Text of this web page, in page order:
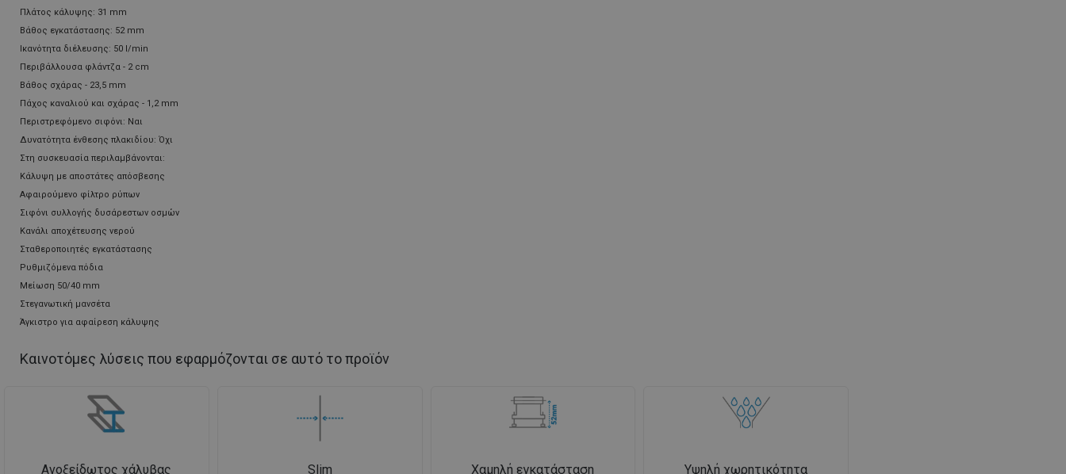
Πλάτος κάλυψης: 31 mm
Βάθος εγκατάστασης: 52 mm
Ικανότητα διέλευσης: 50 l/min
Περιβάλλουσα φλάντζα - 2 cm
Βάθος σχάρας - 23,5 mm
Πάχος καναλιού και σχάρας - 1,2 mm
Περιστρεφόμενο σιφόνι: Ναι
Δυνατότητα ένθεσης πλακιδίου: Όχι
Στη συσκευασία περιλαμβάνονται:
Κάλυψη με αποστάτες απόσβεσης
Αφαιρούμενο φίλτρο ρύπων
Σιφόνι συλλογής δυσάρεστων οσμών
Κανάλι αποχέτευσης νερού
Σταθεροποιητές εγκατάστασης
Ρυθμιζόμενα πόδια
Μείωση 50/40 mm
Στεγανωτική μανσέτα
Άγκιστρο για αφαίρεση κάλυψης
Καινοτόμες λύσεις που εφαρμόζονται σε αυτό το προϊόν
Ανοξείδωτος χάλυβας Slim Χαμηλή εγκατάσταση Υψηλή χωρητικότητα